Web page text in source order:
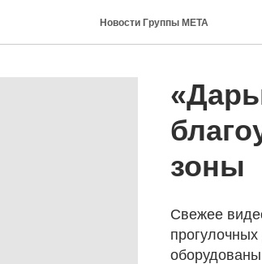
Новости Группы МЕТА
зоны
Свежее